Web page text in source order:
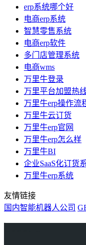
erp系统哪个好
电商erp系统
智慧零售系统
电商erp软件
多门店管理系统
电商wms
万里牛登录
万里平台加盟热
万里牛erp操作流
万里牛云订货
万里牛erp官网
万里牛erp怎么样
万里牛BI
企业SaaS化订货
万里牛erp系统
友情链接
国内智能机器人公司